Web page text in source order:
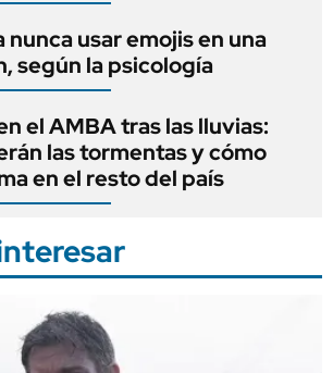
usar emojis en una
según la psicología
el AMBA tras las lluvias:
las tormentas y cómo
en el resto del país